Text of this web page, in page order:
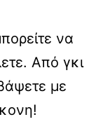
να
Aπό γκι
με